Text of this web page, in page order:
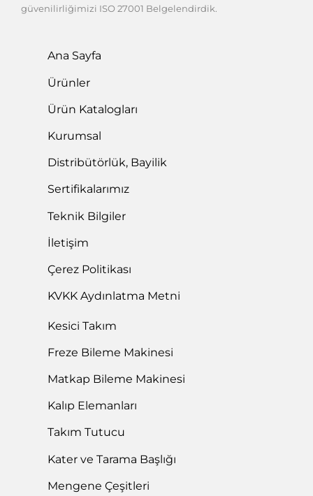
güvenilirliğimizi ISO 27001 Belgelendirdik.
Ana Sayfa
Ürünler
Ürün Katalogları
Kurumsal
Distribütörlük, Bayilik
Sertifikalarımız
Teknik Bilgiler
İletişim
Çerez Politikası
KVKK Aydınlatma Metni
Kesici Takım
Freze Bileme Makinesi
Matkap Bileme Makinesi
Kalıp Elemanları
Takım Tutucu
Kater ve Tarama Başlığı
Mengene Çeşitleri